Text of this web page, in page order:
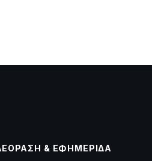
& ΕΦΗΜΕΡΊΔΑ